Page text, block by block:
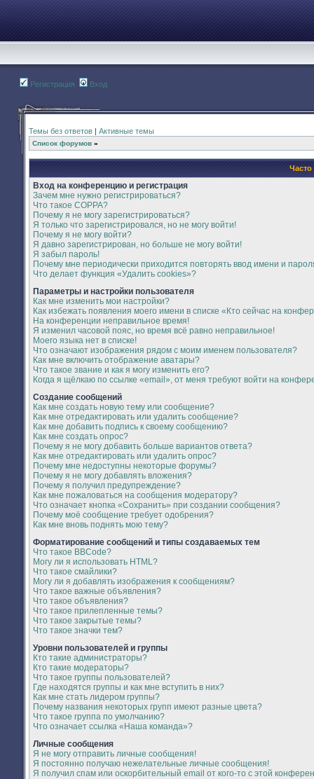
Регистрация Вход
Темы без ответов | Активные темы
Список форумов »
Вход на конференцию и регистрация
Зачем мне нужно регистрироваться?
Что такое COPPA?
Почему я не могу зарегистрироваться?
Я только что зарегистрировался, но не могу войти!
Почему я не могу войти?
Я давно зарегистрирован, но больше не могу войти!
Я забыл пароль!
Почему мне периодически приходится повторять ввод имени и
Что делает функция «Удалить cookies»?
Параметры и настройки пользователя
Как мне изменить мои настройки?
Как избежать появления моего имени в списке «Кто сейчас на
На конференции неправильное время!
Я изменил часовой пояс, но время всё равно неправильное!
Моего языка нет в списке!
Что означают изображения рядом с моим именем пользователя?
Как мне включить отображение аватары?
Что такое звание и как я могу изменить его?
Когда я щёлкаю по ссылке «email», от меня требуют войти на
Создание сообщений
Как мне создать новую тему или сообщение?
Как мне отредактировать или удалить сообщение?
Как мне добавить подпись к своему сообщению?
Как мне создать опрос?
Почему я не могу добавить больше вариантов ответа?
Как мне отредактировать или удалить опрос?
Почему мне недоступны некоторые форумы?
Почему я не могу добавлять вложения?
Почему я получил предупреждение?
Как мне пожаловаться на сообщения модератору?
Что означает кнопка «Сохранить» при создании сообщения?
Почему моё сообщение требует одобрения?
Как мне вновь поднять мою тему?
Форматирование сообщений и типы создаваемых тем
Что такое BBCode?
Могу ли я использовать HTML?
Что такое смайлики?
Могу ли я добавлять изображения к сообщениям?
Что такое важные объявления?
Что такое объявления?
Что такое прилепленные темы?
Что такое закрытые темы?
Что такое значки тем?
Уровни пользователей и группы
Кто такие администраторы?
Кто такие модераторы?
Что такое группы пользователей?
Где находятся группы и как мне вступить в них?
Как мне стать лидером группы?
Почему названия некоторых групп имеют разные цвета?
Что такое группа по умолчанию?
Что означает ссылка «Наша команда»?
Личные сообщения
Я не могу отправить личные сообщения!
Я постоянно получаю нежелательные личные сообщения!
Я получил спам или оскорбительный email от кого-то с этой